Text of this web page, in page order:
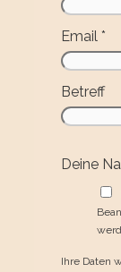
Deine
GDPR
Email *
Betreff
Deine
Ihre Daten